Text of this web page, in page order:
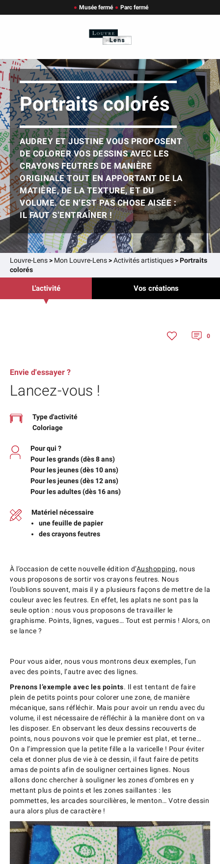
Musée fermé Parc fermé
Portraits colorés
AUDREY ET JUSTINE VOUS PROPOSENT
DE COLORER VOS DESSINS AVEC LES
CRAYONS FEUTRES DE MANIÈRE
ORIGINALE TOUT EN APPORTANT DE LA
MATIÈRE, DE LA TEXTURE, ET DU
VOLUME. CE N’EST PAS CHOSE AISÉE :
IL FAUT S’ENTRAÎNER !
Louvre-Lens> Mon Louvre-Lens>Activités artistiques>Portraits
colorés
L'activité Vos créations
0
Envie d'essayer ?
Lancez-vous !
Type d'activité
Coloriage
Pour qui ?
Pour les grands (dès 8 ans)
Pour les jeunes (dès 10 ans)
Pour les jeunes (dès 12 ans)
Pour les adultes (dès 16 ans)
Matériel nécessaire
une feuille de papier
des crayons feutres
À l’occasion de cette nouvelle édition d’Aushopping, nous
vous proposons de sortir vos crayons feutres. Nous
l’oublions souvent, mais il y a plusieurs façons de mettre de la
couleur avec les feutres. En effet, les aplats ne sont pas la
seule option : nous vous proposons de travailler le
graphisme. Points, lignes, vagues… Tout est permis ! Alors, on
se lance ?
Pour vous aider, nous vous montrons deux exemples, l’un
avec des points, l’autre avec des lignes.
Prenons l’exemple avec les points. Il est tentant de faire
plein de petits points pour colorer une zone, de manière
mécanique, sans réfléchir. Mais pour avoir un rendu avec du
volume, il est nécessaire de réfléchir à la manière dont on va
les disposer. En observant les deux dessins recouverts de
points, nous pouvons voir que le premier est plat, et terne…
On a l’impression que la petite fille a la varicelle ! Pour éviter
cela et donner plus de vie à ce dessin, il faut faire de petits
amas de points afin de souligner certaines lignes. Nous
allons donc chercher à souligner les zones d’ombres en y
mettant plus de points et les zones saillantes : les
pommettes, les arcades sourcilières, le menton… Votre dessin
aura alors plus de caractère !